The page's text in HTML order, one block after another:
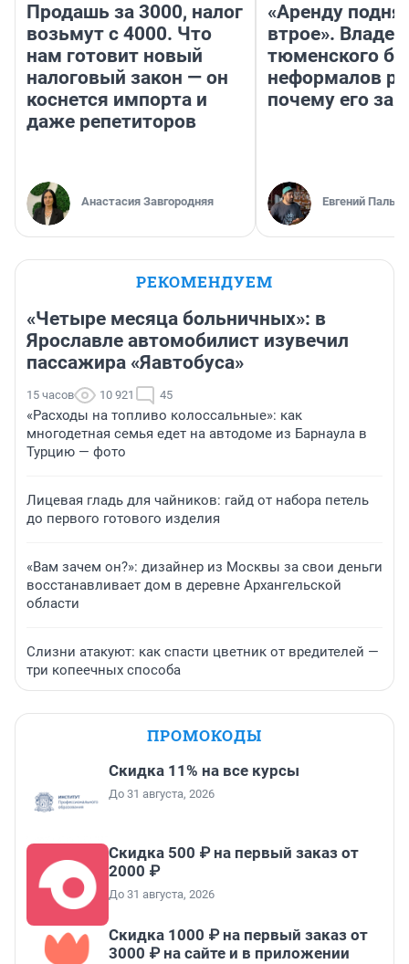
Продашь за 3000, налог
возьмут с 4000. Что
нам готовит новый
налоговый закон — он
коснется импорта и
даже репетиторов
Анастасия Завгородняя
«Аренду
втрое».
тюменского
неформалов
почему его
Евгений
РЕКОМЕНДУЕМ
«Четыре месяца больничных»: в
Ярославле автомобилист изувечил
пассажира «Яавтобуса»
15 часов 10 921 45
«Расходы на топливо колоссальные»: как
многодетная семья едет на автодоме из Барнаула в
Турцию — фото
Лицевая гладь для чайников: гайд от набора петель
до первого готового изделия
«Вам зачем он?»: дизайнер из Москвы за свои деньги
восстанавливает дом в деревне Архангельской
области
Слизни атакуют: как спасти цветник от вредителей —
три копеечных способа
ПРОМОКОДЫ
Скидка 11% на все курсы
До 31 августа, 2026
Скидка 500 ₽ на первый заказ от
2000 ₽
До 31 августа, 2026
Скидка 1000 ₽ на первый заказ от
3000 ₽ на сайте и в приложении